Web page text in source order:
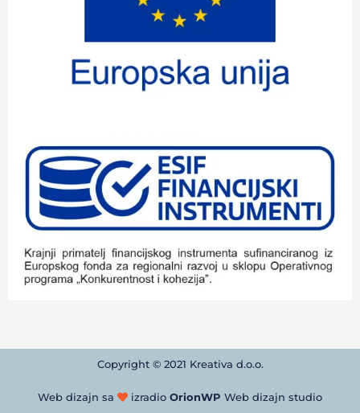
Copyright © 2021 Kreativa d.o.o.
Web dizajn sa izradio OrionWP Web dizajn studio